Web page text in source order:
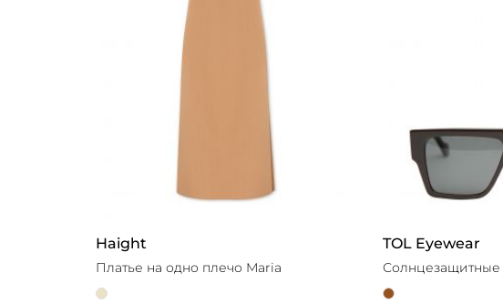
Haight
Платье на одно плечо Maria
TOL Eyewear
Солнцезащитные